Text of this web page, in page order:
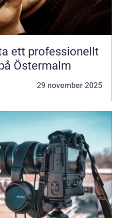
ett professionellt
Östermalm
29 november 2025